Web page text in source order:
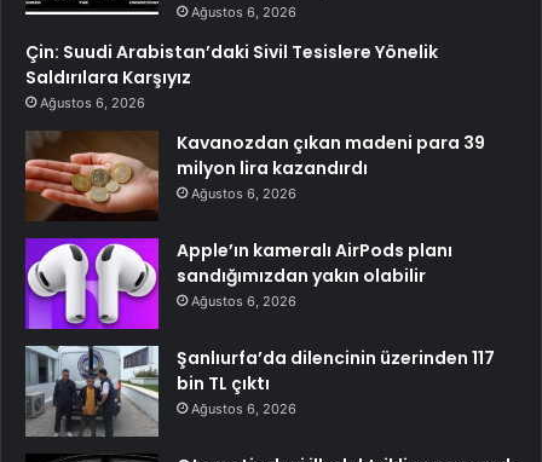
Ağustos 6, 2026
Çin: Suudi Arabistan’daki Sivil Tesislere Yönelik
Saldırılara Karşıyız
Ağustos 6, 2026
Kavanozdan çıkan madeni para 39
milyon lira kazandırdı
Ağustos 6, 2026
Apple’ın kameralı AirPods planı
sandığımızdan yakın olabilir
Ağustos 6, 2026
Şanlıurfa’da dilencinin üzerinden 117
bin TL çıktı
Ağustos 6, 2026